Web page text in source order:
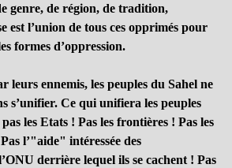
genre, de région, de tradition,
est l’union de tous ces opprimés pour
formes d’oppression.
leurs ennemis, les peuples du Sahel ne
s’unifier. Ce qui unifiera les peuples
les Etats ! Pas les frontières ! Pas les
l’"aide" intéressée des
derrière lequel ils se cachent ! Pas